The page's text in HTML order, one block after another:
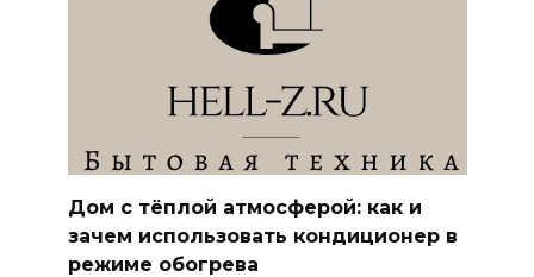
Дом с тёплой атмосферой: как и
зачем использовать кондиционер в
режиме обогрева